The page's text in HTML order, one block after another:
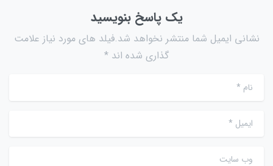
یک پاسخ بنویسید
نشانی ایمیل شما منتشر نخواهد شد.فیلد های مورد نیاز علامت
گذاری شده اند *
نام*
ایمیل *
وب سایت